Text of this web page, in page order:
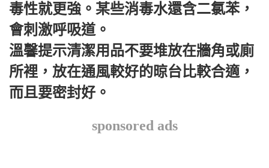
毒性就更強。某些消毒水還含二氯苯，
會刺激呼吸道。
溫馨提示清潔用品不要堆放在牆角或廁
所裡，放在通風較好的晾台比較合適，
而且要密封好。
sponsored ads